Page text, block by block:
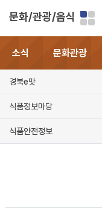
문화/관광/음식
소식 문화관광
경북e맛
식품정보마당
식품안전정보